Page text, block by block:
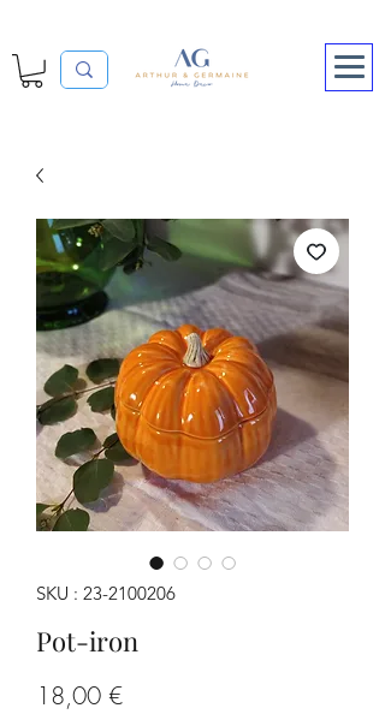
SKU : 23-2100206
Pot-iron
18,00 €Prix